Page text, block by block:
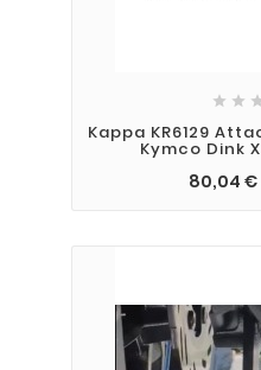
 
Kappa KR6129
Kymco Dink
80,04 €